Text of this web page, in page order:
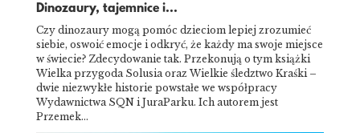
Dinozaury, tajemnice i...
Czy dinozaury mogą pomóc dzieciom lepiej zrozumieć
siebie, oswoić emocje i odkryć, że każdy ma swoje miejsce
w świecie? Zdecydowanie tak. Przekonują o tym książki
Wielka przygoda Solusia oraz Wielkie śledztwo Kraśki –
dwie niezwykłe historie powstałe we współpracy
Wydawnictwa SQN i JuraParku. Ich autorem jest
Przemek…